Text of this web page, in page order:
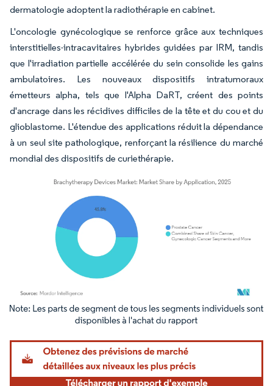
dermatologie adoptent la radiothérapie en cabinet.
L'oncologie gynécologique se renforce grâce aux techniques
interstitielles-intracavitaires hybrides guidées par IRM, tandis
que l'irradiation partielle accélérée du sein consolide les gains
ambulatoires. Les nouveaux dispositifs intratumoraux
émetteurs alpha, tels que l'Alpha DaRT, créent des points
d'ancrage dans les récidives difficiles de la tête et du cou et du
glioblastome. L'étendue des applications réduit la dépendance
à un seul site pathologique, renforçant la résilience du marché
mondial des dispositifs de curiethérapie.
Image © Mordor Intelligence. La réutilisation nécessite une attribution sous CC BY